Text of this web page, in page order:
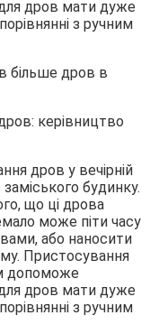
дров мати дуже
з ручним
більше дров в
дров у вечірній
будинку.
що ці дрова
може піти часу
або наносити
Пристосування
допоможе
дров мати дуже
з ручним